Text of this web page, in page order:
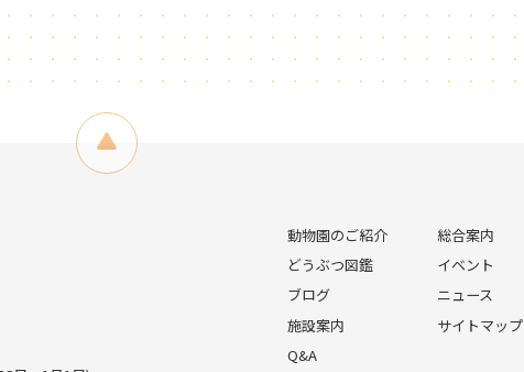
動物園のご紹介
どうぶつ図鑑
ブログ
施設案内
Q&A
総合案内
イベント
ニュース
サイトマップ